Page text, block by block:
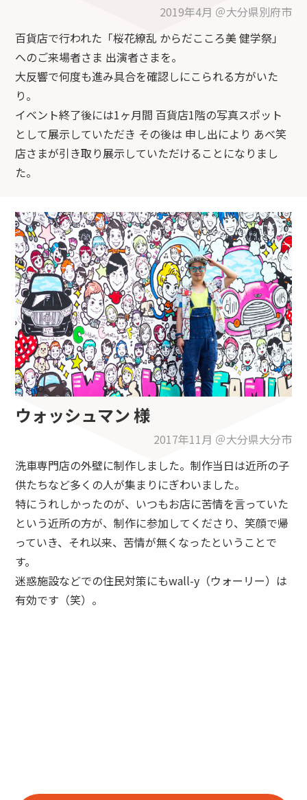
2019年4月 ＠大分県別府市
百貨店で行われた「桜花繚乱 からだこころ美 健学祭」
へのご来場者さま 出演者さまを。
大反響で何度も進み具合を確認しにこられる方がいた
り。
イベント終了後には1ヶ月間 百貨店1階の写真スポット
として展示していただき その後は 申し出により あべ笑
店さまが引き取り展示していただけることになりまし
た。
ウォッシュマン 様
2017年11月 ＠大分県大分市
洗車専門店の外壁に制作しました。制作当日は近所の子
供たちなど多くの人が集まりにぎわいました。
特にうれしかったのが、いつもお店に苦情を言っていた
という近所の方が、制作に参加してくださり、笑顔で帰
っていき、それ以来、苦情が無くなったということで
す。
迷惑施設などでの住民対策にもwall-y（ウォーリー）は
有効です（笑）。